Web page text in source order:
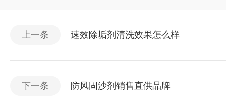
上一条 速效除垢剂清洗效果怎么样
下一条 防风固沙剂销售直供品牌